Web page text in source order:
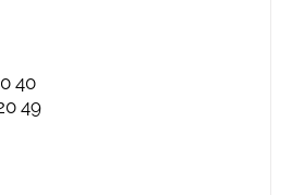
40
49